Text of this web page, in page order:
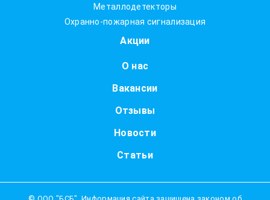
Металлодетекторы
Охранно-пожарная сигнализация
Акции
О нас
Вакансии
Отзывы
Новости
Статьи